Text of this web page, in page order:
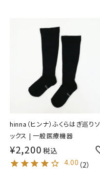
hinna（ヒンナ）ふくらはぎ巡りソ
ックス | 一般医療機器
¥2,200 税込
4.00 （2）